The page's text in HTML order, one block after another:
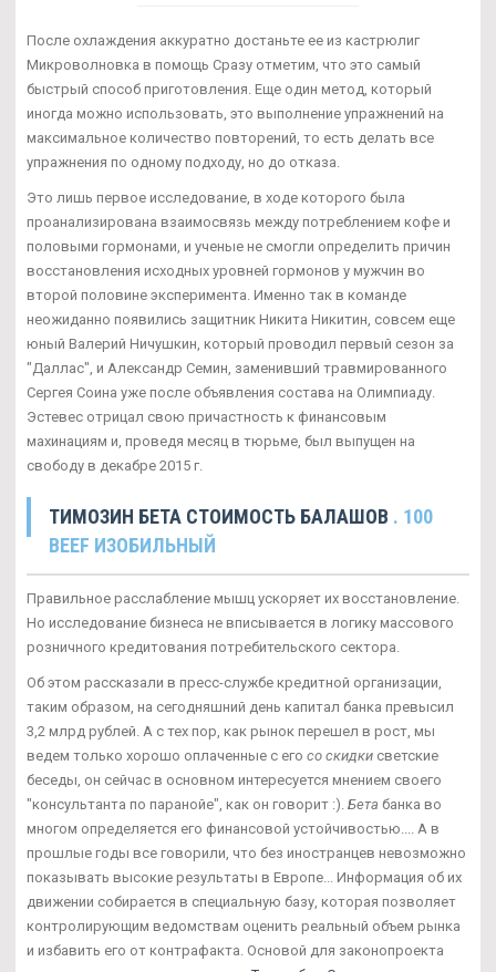
После охлаждения аккуратно достаньте ее из кастрюлиг
Микроволновка в помощь Сразу отметим, что это самый
быстрый способ приготовления. Еще один метод, который
иногда можно использовать, это выполнение упражнений на
максимальное количество повторений, то есть делать все
упражнения по одному подходу, но до отказа.
Это лишь первое исследование, в ходе которого была
проанализирована взаимосвязь между потреблением кофе и
половыми гормонами, и ученые не смогли определить причин
восстановления исходных уровней гормонов у мужчин во
второй половине эксперимента. Именно так в команде
неожиданно появились защитник Никита Никитин, совсем еще
юный Валерий Ничушкин, который проводил первый сезон за
"Даллас", и Александр Семин, заменивший травмированного
Сергея Соина уже после объявления состава на Олимпиаду.
Эстевес отрицал свою причастность к финансовым
махинациям и, проведя месяц в тюрьме, был выпущен на
свободу в декабре 2015 г.
TИМОЗИН БЕТА СТОИМОСТЬ БАЛАШОВ . 100
BEEF ИЗОБИЛЬНЫЙ
Правильное расслабление мышц ускоряет их восстановление.
Но исследование бизнеса не вписывается в логику массового
розничного кредитования потребительского сектора.
Об этом рассказали в пресс-службе кредитной организации,
таким образом, на сегодняшний день капитал банка превысил
3,2 млрд рублей. А с тех пор, как рынок перешел в рост, мы
ведем только хорошо оплаченные с его со скидки светские
беседы, он сейчас в основном интересуется мнением своего
"консультанта по паранойе", как он говорит :). Бета банка во
многом определяется его финансовой устойчивостью.... А в
прошлые годы все говорили, что без иностранцев невозможно
показывать высокие результаты в Европе... Информация об их
движении собирается в специальную базу, которая позволяет
контролирующим ведомствам оценить реальный объем рынка
и избавить его от контрафакта. Основой для законопроекта